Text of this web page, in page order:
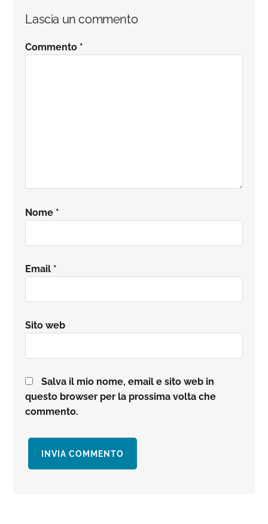
Interazioni
del
Lascia un commento
Commento *
Nome *
Email *
Sito web
Salva il mio nome, email e sito web in
questo browser per la prossima volta che
commento.